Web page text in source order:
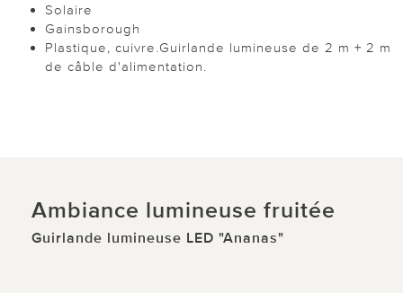
Solaire
Gainsborough
Plastique, cuivre.Guirlande lumineuse de 2 m + 2 m
de câble d'alimentation.
Ambiance lumineuse fruitée
Guirlande lumineuse LED "Ananas"